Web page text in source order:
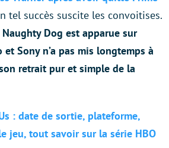
tel succès suscite les convoitises.
Dog est apparue sur
et Sony n’a pas mis longtemps à
retrait pur et simple de la
: date de sortie, plateforme,
jeu, tout savoir sur la série HBO